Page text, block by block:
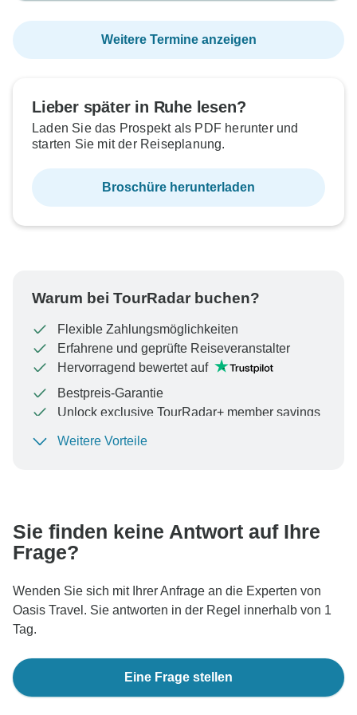
Weitere Termine anzeigen
Lieber später in Ruhe lesen?
Laden Sie das Prospekt als PDF herunter und
starten Sie mit der Reiseplanung.
Broschüre herunterladen
Warum bei TourRadar buchen?
Flexible Zahlungsmöglichkeiten
Erfahrene und geprüfte Reiseveranstalter
Hervorragend bewertet auf
Bestpreis-Garantie
Unlock exclusive TourRadar+ member savings
Um Ihre Zahlung zu schützen und sicherzustellen,
Weitere Vorteile
Sie finden keine Antwort auf Ihre
Frage?
Wenden Sie sich mit Ihrer Anfrage an die Experten von
Oasis Travel. Sie antworten in der Regel innerhalb von 1
Tag.
Eine Frage stellen